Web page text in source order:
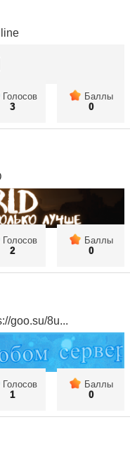
Голосов
3
Баллы
0
Голосов
2
Баллы
0
goo.su/8u...
Голосов
1
Баллы
0